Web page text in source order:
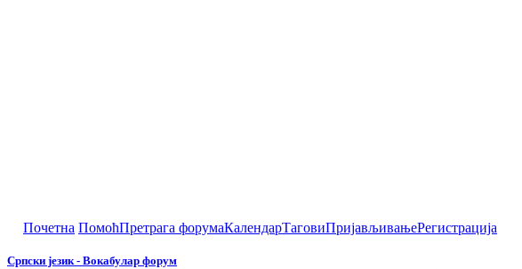
Почетна ПомоћПретрага форумаКалендарТаговиПријављивањеРегистрација
Српски језик - Вокабулар форум